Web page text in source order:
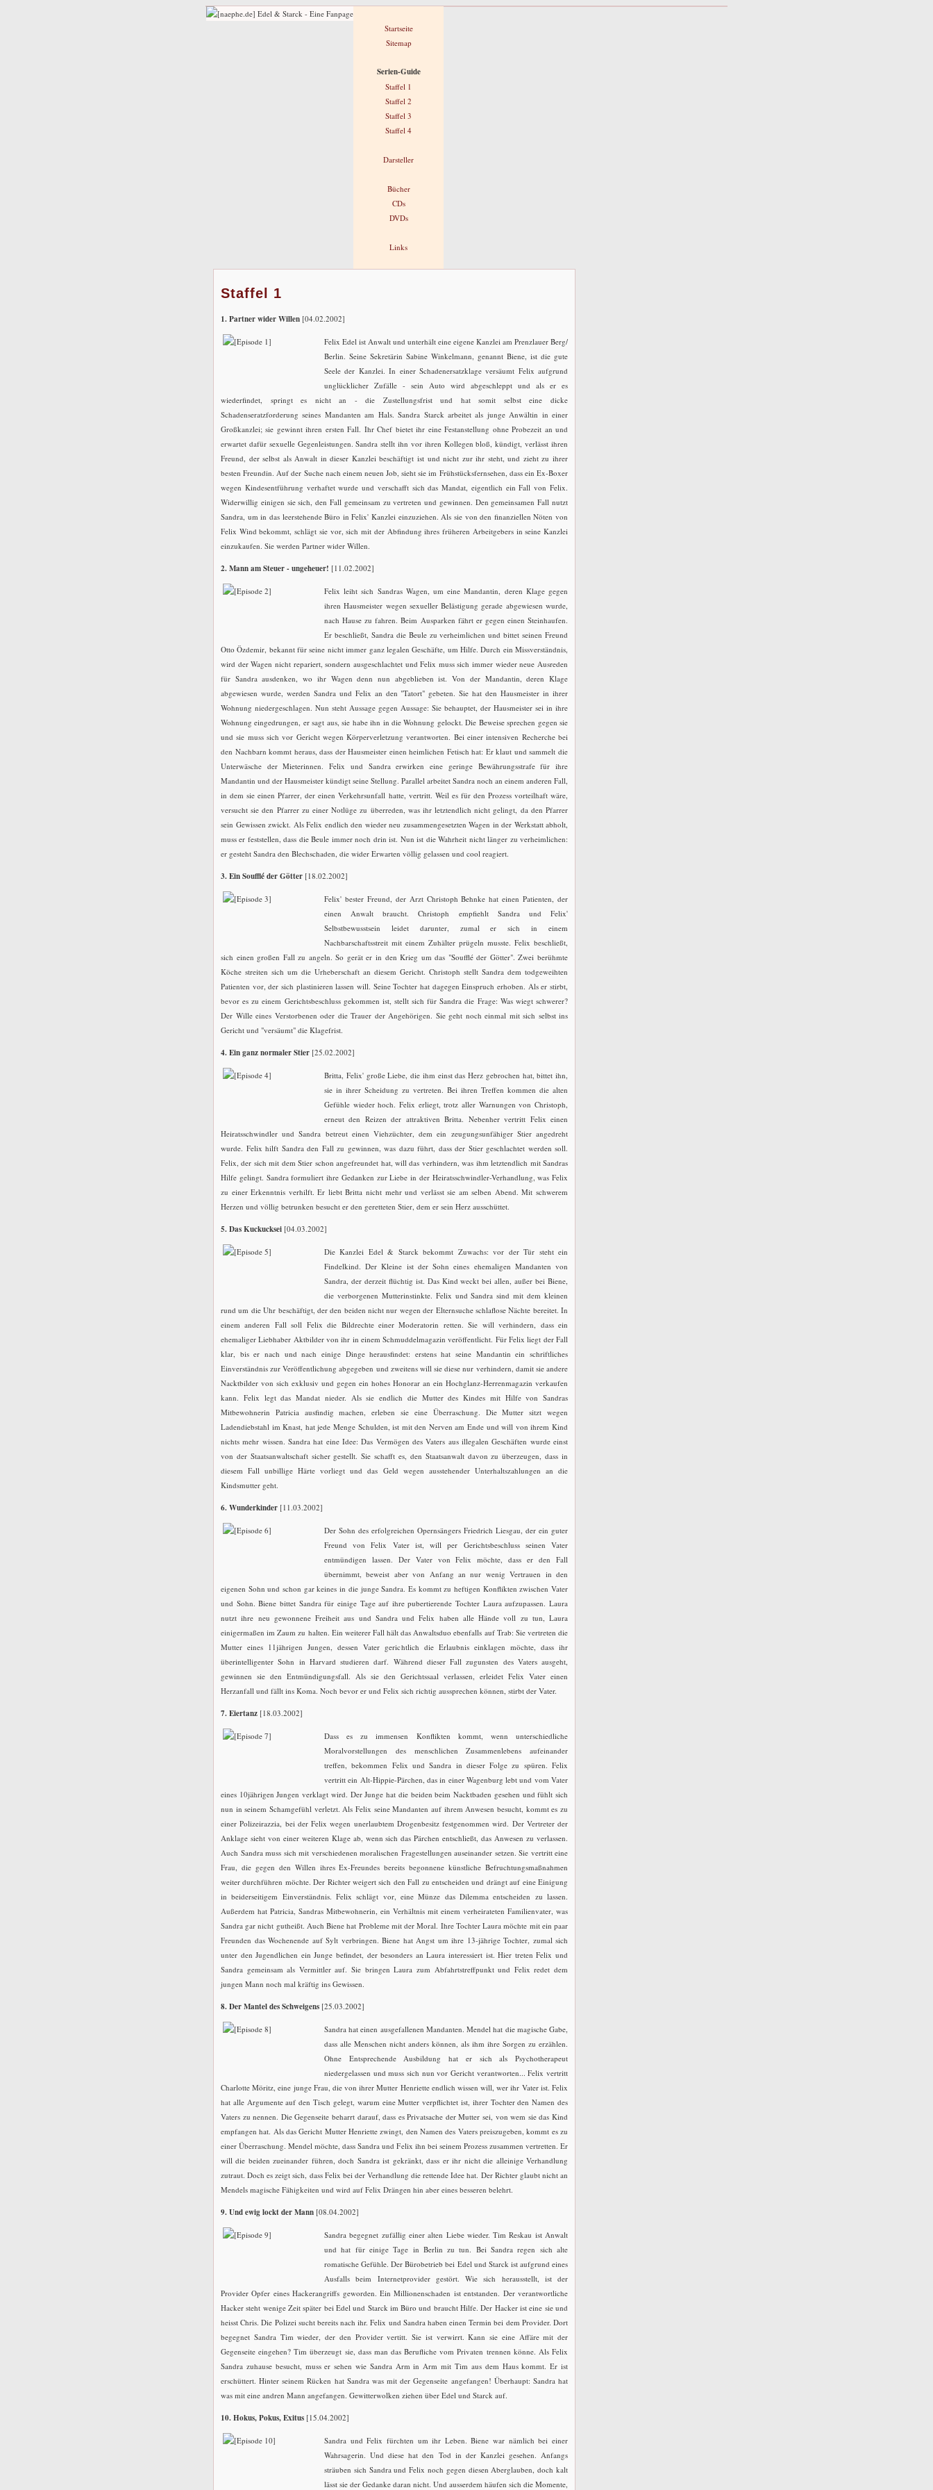
Startseite
Sitemap
Serien-Guide
Staffel 1
Staffel 2
Staffel 3
Staffel 4
Darsteller
Bücher
CDs
DVDs
Links
Staffel 1
1. Partner wider Willen [04.02.2002]
Felix Edel ist Anwalt und unterhält eine eigene Kanzlei am Prenzlauer Berg/
Berlin. Seine Sekretärin Sabine Winkelmann, genannt Biene, ist die gute
Seele der Kanzlei. In einer Schadenersatzklage versäumt Felix aufgrund
unglücklicher Zufälle - sein Auto wird abgeschleppt und als er es
wiederfindet, springt es nicht an - die Zustellungsfrist und hat somit selbst eine dicke
Schadenseratzforderung seines Mandanten am Hals. Sandra Starck arbeitet als junge Anwältin in einer
Großkanzlei; sie gewinnt ihren ersten Fall. Ihr Chef bietet ihr eine Festanstellung ohne Probezeit an und
erwartet dafür sexuelle Gegenleistungen. Sandra stellt ihn vor ihren Kollegen bloß, kündigt, verlässt ihren
Freund, der selbst als Anwalt in dieser Kanzlei beschäftigt ist und nicht zur ihr steht, und zieht zu ihrer
besten Freundin. Auf der Suche nach einem neuen Job, sieht sie im Frühstücksfernsehen, dass ein Ex-Boxer
wegen Kindesentführung verhaftet wurde und verschafft sich das Mandat, eigentlich ein Fall von Felix.
Widerwillig einigen sie sich, den Fall gemeinsam zu vertreten und gewinnen. Den gemeinsamen Fall nutzt
Sandra, um in das leerstehende Büro in Felix' Kanzlei einzuziehen. Als sie von den finanziellen Nöten von
Felix Wind bekommt, schlägt sie vor, sich mit der Abfindung ihres früheren Arbeitgebers in seine Kanzlei
einzukaufen. Sie werden Partner wider Willen.
2. Mann am Steuer - ungeheuer! [11.02.2002]
Felix leiht sich Sandras Wagen, um eine Mandantin, deren Klage gegen
ihren Hausmeister wegen sexueller Belästigung gerade abgewiesen wurde,
nach Hause zu fahren. Beim Ausparken fährt er gegen einen Steinhaufen.
Er beschließt, Sandra die Beule zu verheimlichen und bittet seinen Freund
Otto Özdemir, bekannt für seine nicht immer ganz legalen Geschäfte, um Hilfe. Durch ein Missverständnis,
wird der Wagen nicht repariert, sondern ausgeschlachtet und Felix muss sich immer wieder neue Ausreden
für Sandra ausdenken, wo ihr Wagen denn nun abgeblieben ist. Von der Mandantin, deren Klage
abgewiesen wurde, werden Sandra und Felix an den "Tatort" gebeten. Sie hat den Hausmeister in ihrer
Wohnung niedergeschlagen. Nun steht Aussage gegen Aussage: Sie behauptet, der Hausmeister sei in ihre
Wohnung eingedrungen, er sagt aus, sie habe ihn in die Wohnung gelockt. Die Beweise sprechen gegen sie
und sie muss sich vor Gericht wegen Körperverletzung verantworten. Bei einer intensiven Recherche bei
den Nachbarn kommt heraus, dass der Hausmeister einen heimlichen Fetisch hat: Er klaut und sammelt die
Unterwäsche der Mieterinnen. Felix und Sandra erwirken eine geringe Bewährungsstrafe für ihre
Mandantin und der Hausmeister kündigt seine Stellung. Parallel arbeitet Sandra noch an einem anderen Fall,
in dem sie einen Pfarrer, der einen Verkehrsunfall hatte, vertritt. Weil es für den Prozess vorteilhaft wäre,
versucht sie den Pfarrer zu einer Notlüge zu überreden, was ihr letztendlich nicht gelingt, da den Pfarrer
sein Gewissen zwickt. Als Felix endlich den wieder neu zusammengesetzten Wagen in der Werkstatt abholt,
muss er feststellen, dass die Beule immer noch drin ist. Nun ist die Wahrheit nicht länger zu verheimlichen:
er gesteht Sandra den Blechschaden, die wider Erwarten völlig gelassen und cool reagiert.
3. Ein Soufflé der Götter [18.02.2002]
Felix' bester Freund, der Arzt Christoph Behnke hat einen Patienten, der
einen Anwalt braucht. Christoph empfiehlt Sandra und Felix'
Selbstbewusstsein leidet darunter, zumal er sich in einem
Nachbarschaftsstreit mit einem Zuhälter prügeln musste. Felix beschließt,
sich einen großen Fall zu angeln. So gerät er in den Krieg um das "Soufflé der Götter". Zwei berühmte
Köche streiten sich um die Urheberschaft an diesem Gericht. Christoph stellt Sandra dem todgeweihten
Patienten vor, der sich plastinieren lassen will. Seine Tochter hat dagegen Einspruch erhoben. Als er stirbt,
bevor es zu einem Gerichtsbeschluss gekommen ist, stellt sich für Sandra die Frage: Was wiegt schwerer?
Der Wille eines Verstorbenen oder die Trauer der Angehörigen. Sie geht noch einmal mit sich selbst ins
Gericht und "versäumt" die Klagefrist.
4. Ein ganz normaler Stier [25.02.2002]
Britta, Felix' große Liebe, die ihm einst das Herz gebrochen hat, bittet ihn,
sie in ihrer Scheidung zu vertreten. Bei ihren Treffen kommen die alten
Gefühle wieder hoch. Felix erliegt, trotz aller Warnungen von Christoph,
erneut den Reizen der attraktiven Britta. Nebenher vertritt Felix einen
Heiratsschwindler und Sandra betreut einen Viehzüchter, dem ein zeugungsunfähiger Stier angedreht
wurde. Felix hilft Sandra den Fall zu gewinnen, was dazu führt, dass der Stier geschlachtet werden soll.
Felix, der sich mit dem Stier schon angefreundet hat, will das verhindern, was ihm letztendlich mit Sandras
Hilfe gelingt. Sandra formuliert ihre Gedanken zur Liebe in der Heiratsschwindler-Verhandlung, was Felix
zu einer Erkenntnis verhilft. Er liebt Britta nicht mehr und verlässt sie am selben Abend. Mit schwerem
Herzen und völlig betrunken besucht er den geretteten Stier, dem er sein Herz ausschüttet.
5. Das Kuckucksei [04.03.2002]
Die Kanzlei Edel & Starck bekommt Zuwachs: vor der Tür steht ein
Findelkind. Der Kleine ist der Sohn eines ehemaligen Mandanten von
Sandra, der derzeit flüchtig ist. Das Kind weckt bei allen, außer bei Biene,
die verborgenen Mutterinstinkte. Felix und Sandra sind mit dem kleinen
rund um die Uhr beschäftigt, der den beiden nicht nur wegen der Elternsuche schlaflose Nächte bereitet. In
einem anderen Fall soll Felix die Bildrechte einer Moderatorin retten. Sie will verhindern, dass ein
ehemaliger Liebhaber Aktbilder von ihr in einem Schmuddelmagazin veröffentlicht. Für Felix liegt der Fall
klar, bis er nach und nach einige Dinge herausfindet: erstens hat seine Mandantin ein schriftliches
Einverständnis zur Veröffentlichung abgegeben und zweitens will sie diese nur verhindern, damit sie andere
Nacktbilder von sich exklusiv und gegen ein hohes Honorar an ein Hochglanz-Herrenmagazin verkaufen
kann. Felix legt das Mandat nieder. Als sie endlich die Mutter des Kindes mit Hilfe von Sandras
Mitbewohnerin Patricia ausfindig machen, erleben sie eine Überraschung. Die Mutter sitzt wegen
Ladendiebstahl im Knast, hat jede Menge Schulden, ist mit den Nerven am Ende und will von ihrem Kind
nichts mehr wissen. Sandra hat eine Idee: Das Vermögen des Vaters aus illegalen Geschäften wurde einst
von der Staatsanwaltschaft sicher gestellt. Sie schafft es, den Staatsanwalt davon zu überzeugen, dass in
diesem Fall unbillige Härte vorliegt und das Geld wegen ausstehender Unterhaltszahlungen an die
Kindsmutter geht.
6. Wunderkinder [11.03.2002]
Der Sohn des erfolgreichen Opernsängers Friedrich Liesgau, der ein guter
Freund von Felix Vater ist, will per Gerichtsbeschluss seinen Vater
entmündigen lassen. Der Vater von Felix möchte, dass er den Fall
übernimmt, beweist aber von Anfang an nur wenig Vertrauen in den
eigenen Sohn und schon gar keines in die junge Sandra. Es kommt zu heftigen Konflikten zwischen Vater
und Sohn. Biene bittet Sandra für einige Tage auf ihre pubertierende Tochter Laura aufzupassen. Laura
nutzt ihre neu gewonnene Freiheit aus und Sandra und Felix haben alle Hände voll zu tun, Laura
einigermaßen im Zaum zu halten. Ein weiterer Fall hält das Anwaltsduo ebenfalls auf Trab: Sie vertreten die
Mutter eines 11jährigen Jungen, dessen Vater gerichtlich die Erlaubnis einklagen möchte, dass ihr
überintelligenter Sohn in Harvard studieren darf. Während dieser Fall zugunsten des Vaters ausgeht,
gewinnen sie den Entmündigungsfall. Als sie den Gerichtssaal verlassen, erleidet Felix Vater einen
Herzanfall und fällt ins Koma. Noch bevor er und Felix sich richtig aussprechen können, stirbt der Vater.
7. Eiertanz [18.03.2002]
Dass es zu immensen Konflikten kommt, wenn unterschiedliche
Moralvorstellungen des menschlichen Zusammenlebens aufeinander
treffen, bekommen Felix und Sandra in dieser Folge zu spüren. Felix
vertritt ein Alt-Hippie-Pärchen, das in einer Wagenburg lebt und vom Vater
eines 10jährigen Jungen verklagt wird. Der Junge hat die beiden beim Nacktbaden gesehen und fühlt sich
nun in seinem Schamgefühl verletzt. Als Felix seine Mandanten auf ihrem Anwesen besucht, kommt es zu
einer Polizeirazzia, bei der Felix wegen unerlaubtem Drogenbesitz festgenommen wird. Der Vertreter der
Anklage sieht von einer weiteren Klage ab, wenn sich das Pärchen entschließt, das Anwesen zu verlassen.
Auch Sandra muss sich mit verschiedenen moralischen Fragestellungen auseinander setzen. Sie vertritt eine
Frau, die gegen den Willen ihres Ex-Freundes bereits begonnene künstliche Befruchtungsmaßnahmen
weiter durchführen möchte. Der Richter weigert sich den Fall zu entscheiden und drängt auf eine Einigung
in beiderseitigem Einverständnis. Felix schlägt vor, eine Münze das Dilemma entscheiden zu lassen.
Außerdem hat Patricia, Sandras Mitbewohnerin, ein Verhältnis mit einem verheirateten Familienvater, was
Sandra gar nicht gutheißt. Auch Biene hat Probleme mit der Moral. Ihre Tochter Laura möchte mit ein paar
Freunden das Wochenende auf Sylt verbringen. Biene hat Angst um ihre 13-jährige Tochter, zumal sich
unter den Jugendlichen ein Junge befindet, der besonders an Laura interessiert ist. Hier treten Felix und
Sandra gemeinsam als Vermittler auf. Sie bringen Laura zum Abfahrtstreffpunkt und Felix redet dem
jungen Mann noch mal kräftig ins Gewissen.
8. Der Mantel des Schweigens [25.03.2002]
Sandra hat einen ausgefallenen Mandanten. Mendel hat die magische Gabe,
dass alle Menschen nicht anders können, als ihm ihre Sorgen zu erzählen.
Ohne Entsprechende Ausbildung hat er sich als Psychotherapeut
niedergelassen und muss sich nun vor Gericht verantworten... Felix vertritt
Charlotte Möritz, eine junge Frau, die von ihrer Mutter Henriette endlich wissen will, wer ihr Vater ist. Felix
hat alle Argumente auf den Tisch gelegt, warum eine Mutter verpflichtet ist, ihrer Tochter den Namen des
Vaters zu nennen. Die Gegenseite beharrt darauf, dass es Privatsache der Mutter sei, von wem sie das Kind
empfangen hat. Als das Gericht Mutter Henriette zwingt, den Namen des Vaters preiszugeben, kommt es zu
einer Überraschung. Mendel möchte, dass Sandra und Felix ihn bei seinem Prozess zusammen vertretten. Er
will die beiden zueinander führen, doch Sandra ist gekränkt, dass er ihr nicht die alleinige Verhandlung
zutraut. Doch es zeigt sich, dass Felix bei der Verhandlung die rettende Idee hat. Der Richter glaubt nicht an
Mendels magische Fähigkeiten und wird auf Felix Drängen hin aber eines besseren belehrt.
9. Und ewig lockt der Mann [08.04.2002]
Sandra begegnet zufällig einer alten Liebe wieder. Tim Reskau ist Anwalt
und hat für einige Tage in Berlin zu tun. Bei Sandra regen sich alte
romatische Gefühle. Der Bürobetrieb bei Edel und Starck ist aufgrund eines
Ausfalls beim Internetprovider gestört. Wie sich herausstellt, ist der
Provider Opfer eines Hackerangriffs geworden. Ein Millionenschaden ist entstanden. Der verantwortliche
Hacker steht wenige Zeit später bei Edel und Starck im Büro und braucht Hilfe. Der Hacker ist eine sie und
heisst Chris. Die Polizei sucht bereits nach ihr. Felix und Sandra haben einen Termin bei dem Provider. Dort
begegnet Sandra Tim wieder, der den Provider vertitt. Sie ist verwirrt. Kann sie eine Affäre mit der
Gegenseite eingehen? Tim überzeugt sie, dass man das Berufliche vom Privaten trennen könne. Als Felix
Sandra zuhause besucht, muss er sehen wie Sandra Arm in Arm mit Tim aus dem Haus kommt. Er ist
erschüttert. Hinter seinem Rücken hat Sandra was mit der Gegenseite angefangen! Überhaupt: Sandra hat
was mit eine andren Mann angefangen. Gewitterwolken ziehen über Edel und Starck auf.
10. Hokus, Pokus, Exitus [15.04.2002]
Sandra und Felix fürchten um ihr Leben. Biene war nämlich bei einer
Wahrsagerin. Und diese hat den Tod in der Kanzlei gesehen. Anfangs
sträuben sich Sandra und Felix noch gegen diesen Aberglauben, doch kalt
lässt sie der Gedanke daran nicht. Und ausserdem häufen sich die Momente,